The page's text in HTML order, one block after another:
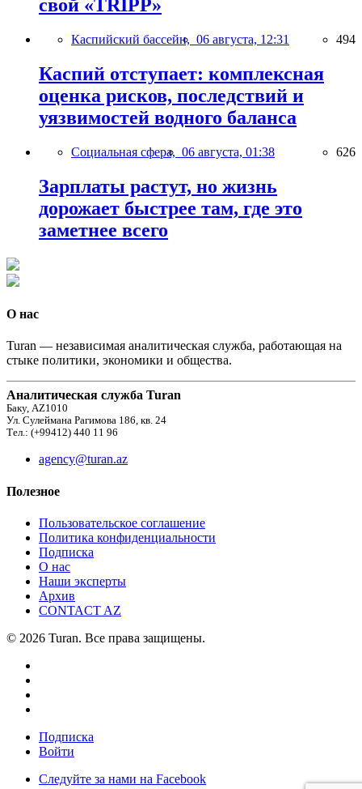
свой «TRIPP»
Каспийский бассейн, 06 августа, 12:31 494
Каспий отступает: комплексная
оценка рисков, последствий и
уязвимостей водного баланса
Социальная сфера, 06 августа, 01:38 626
Зарплаты растут, но жизнь
дорожает быстрее там, где это
заметнее всего
О нас
Turan — независимая аналитическая служба, работающая на
стыке политики, экономики и общества.
Аналитическая служба Turan
Баку, AZ1010
Ул. Сулеймана Рагимова 186, кв. 24
Тел.: (+99412) 440 11 96
agency@turan.az
Полезное
Пользовательское соглашение
Политика конфиденциальности
Подписка
О нас
Наши эксперты
Архив
CONTACT AZ
© 2026 Turan. Все права защищены.
Подписка
Войти
Следуйте за нами на Facebook